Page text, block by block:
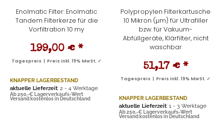
Enolmatic Filter: Enolmatic
Tandem Filterkerze für die
Vorfiltration 10 my
199,00 € *
Tagespreis | Preis inkl. 19% MwSt. ✓
KNAPPER LAGERBESTAND
aktuelle Lieferzeit: 2 - 4 Werktage
Ab 250,-€ Lagerverkaufs-Wert
Versand kostenlos in Deutschland
Polypropylen Filterkartusche
10 Mikron (µm) für Ultrafiller
bzw. für Vakuum-
Abfüllgeräte, Klärfilter, nicht
waschbar
51,17 € *
Tagespreis | Preis inkl. 19% MwSt. ✓
KNAPPER LAGERBESTAND
aktuelle Lieferzeit: 1 - 3 Werktage
Ab 250,-€ Lagerverkaufs-Wert
Versand kostenlos in Deutschland